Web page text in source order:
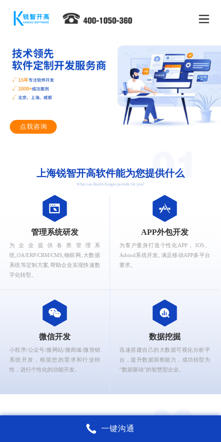
点我咨询
上海锐智开高软件能为您提供什么
What can Ruizhi Kaigao provide for you?
管理系统研发
为企业提供各类管理系
统,OA/ERP/CRM/CMS,物联网,大数据
系统等定制方案,帮助企业实现快速数
字化转型。
APP外包开发
为客户量身打造个性化APP， IOS、
Adriod系统开发, 满足移动APP多平台
要求。
微信开发
小程序/公众号/微网站/微商城/微营销
系统开发，根据您的需求和行业特
性，进行个性化的功能开发。
数据挖掘
迅速搭建自己的大数据可视化分析平
台，提升数据洞察能力，成功转型为
“数据驱动”的智慧型企业。
上海锐智开高软件核心能力
一键沟通